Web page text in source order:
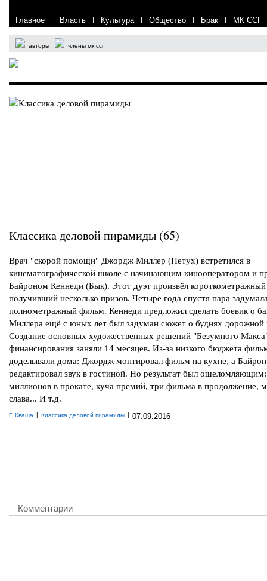
Главное | Власть | Культура | Общество | Брак | МК ССГ
авторы члены мк ссг
Классика деловой пирамиды (65)
Врач "скорой помощи" Джордж Миллер (Петух) встретился в
кинематографической школе с начинающим кинооператором и
Байроном Кеннеди (Бык). Этот дуэт произвёл
получивший несколько призов. Четыре года спустя пара
полнометражный фильм. Кеннеди предложил сделать боевик о
Миллера ещё с юных лет был задуман сюжет о буднях дорожной
Cоздание основных художественных решений "Безумного
финансирования заняли 14 месяцев. Из-за низкого бюджета
доделывали дома: Джордж монтировал фильм на кухне, а Байрон
редактировал звук в гостиной. Но результат был
миллионов в прокате, куча премий, три фильма в продолжение,
слава... И т.д.
Г. Кваша | Классика деловой пирамиды | 07.09.2016
Комментарии